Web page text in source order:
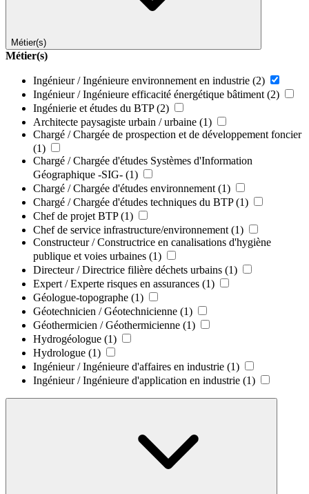
Métier(s)
Métier(s)
Ingénieur / Ingénieure environnement en industrie (2)
Ingénieur / Ingénieure efficacité énergétique bâtiment (2)
Ingénierie et études du BTP (2)
Architecte paysagiste urbain / urbaine (1)
Chargé / Chargée de prospection et de développement foncier
(1)
Chargé / Chargée d'études Systèmes d'Information
Géographique -SIG- (1)
Chargé / Chargée d'études environnement (1)
Chargé / Chargée d'études techniques du BTP (1)
Chef de projet BTP (1)
Chef de service infrastructure/environnement (1)
Constructeur / Constructrice en canalisations d'hygiène
publique et voies urbaines (1)
Directeur / Directrice filière déchets urbains (1)
Expert / Experte risques en assurances (1)
Géologue-topographe (1)
Géotechnicien / Géotechnicienne (1)
Géothermicien / Géothermicienne (1)
Hydrogéologue (1)
Hydrologue (1)
Ingénieur / Ingénieure d'affaires en industrie (1)
Ingénieur / Ingénieure d'application en industrie (1)